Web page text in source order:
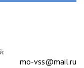
mo-vss@mail.ru